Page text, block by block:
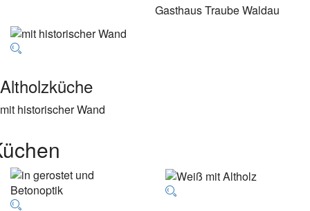
Gasthaus Traube Waldau
Altholzküche
mit historischer Wand